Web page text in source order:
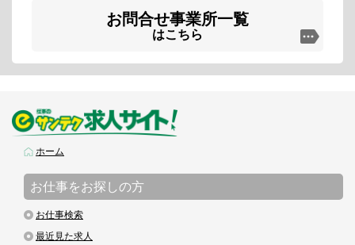
お問合せ事業所一覧
はこちら
ホーム
お仕事をお探しの方
お仕事検索
最近見た求人